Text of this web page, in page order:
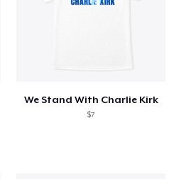
We Stand With Charlie Kirk
$7